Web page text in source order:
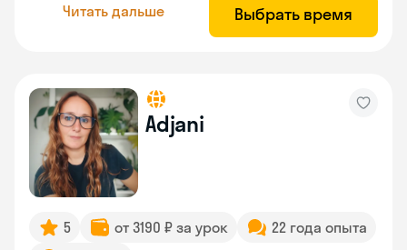
Читать дальше Выбрать время
Adjani
5 от 3190 ₽ за урок
22 года опыта